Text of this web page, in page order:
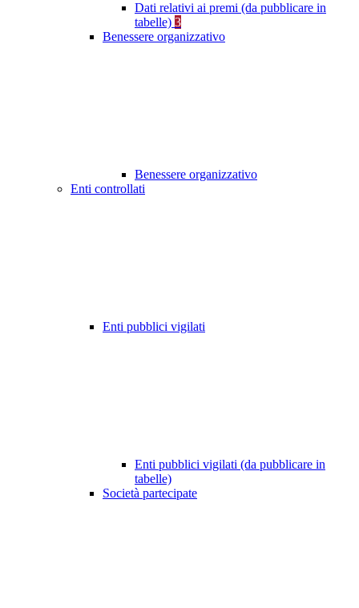
Dati relativi ai premi (da pubblicare in
tabelle) 3
Benessere organizzativo
Benessere organizzativo
Enti controllati
Enti pubblici vigilati
Enti pubblici vigilati (da pubblicare in
tabelle)
Società partecipate